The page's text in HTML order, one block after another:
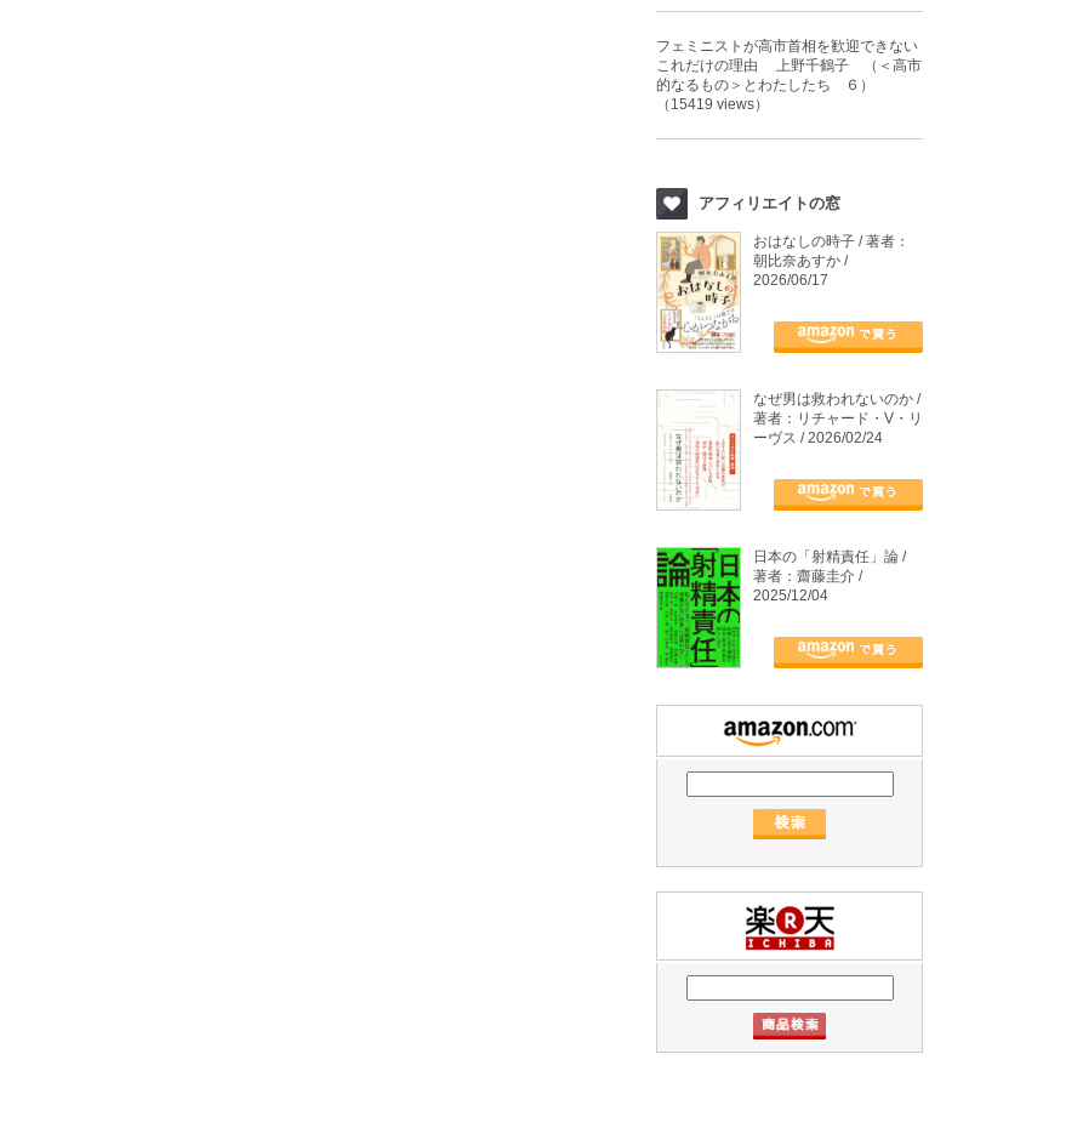
フェミニストが高市首相を歓迎できない
これだけの理由 上野千鶴子 （＜高市
的なるもの＞とわたしたち ６）
（15419 views）
アフィリエイトの窓
おはなしの時子 / 著者：
朝比奈あすか /
2026/06/17
なぜ男は救われないのか /
著者：リチャード・V・リ
ーヴス / 2026/02/24
日本の「射精責任」論 /
著者：齋藤圭介 /
2025/12/04